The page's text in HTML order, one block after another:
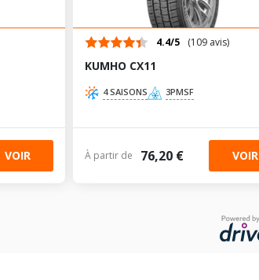
VOIR
4.4/5 (109 avis)
KUMHO CX11
4 SAISONS 3PMSF
À partir de 76,20 € VOIR